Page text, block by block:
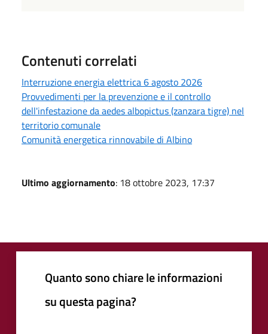
Contenuti correlati
Interruzione energia elettrica 6 agosto 2026
Provvedimenti per la prevenzione e il controllo
dell'infestazione da aedes albopictus (zanzara tigre) nel
territorio comunale
Comunità energetica rinnovabile di Albino
Ultimo aggiornamento: 18 ottobre 2023, 17:37
Quanto sono chiare le informazioni
su questa pagina?